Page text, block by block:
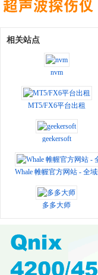
相关站点
nvm
MT5/FX6平台出租
geekersoft
Whale 帷幄官方网站 - 全
多多大师